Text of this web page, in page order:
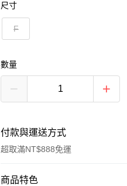
尺寸
F
數量
付款與運送方式
超取滿NT$888免運
付款方式
商品特色